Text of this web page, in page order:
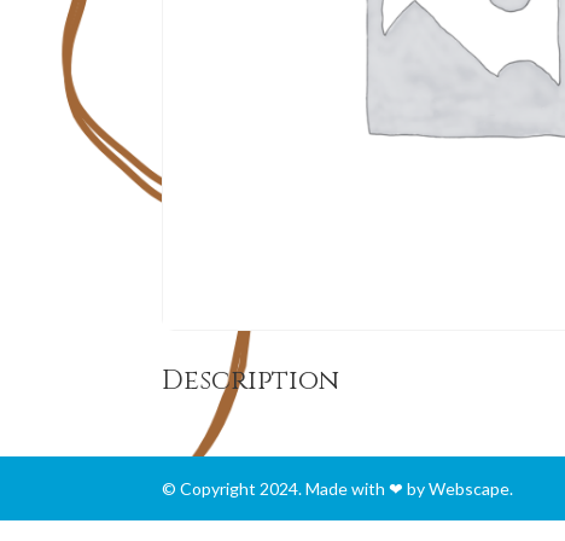
Description
© Copyright 2024. Made with ❤ by Webscape.